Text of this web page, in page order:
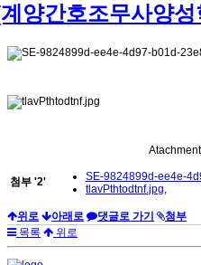
양간호조무사양
Atachment
첨부 '2' SE-9824899d-ee4e-
tlavPthtodtnf.jpg,
위로 아래로 댓글로 가기
첨부
목록
위로